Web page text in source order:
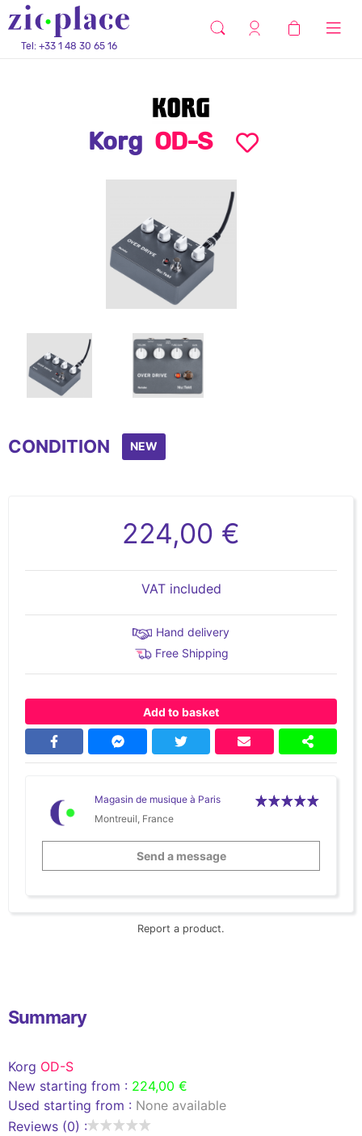
Tel: +33 1 48 30 65 16
Korg OD-S
of
CONDITION NEW
224,00 €
VAT included
Hand delivery
Free Shipping
Add to basket
Magasin de musique à Paris
Montreuil, France
Send a message
Report a product.
Summary
Korg OD-S
New starting from : 224,00 €
Used starting from : None available
Reviews (0) :